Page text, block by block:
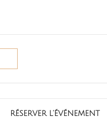
RÉSERVER L’ÉVÉNEMENT